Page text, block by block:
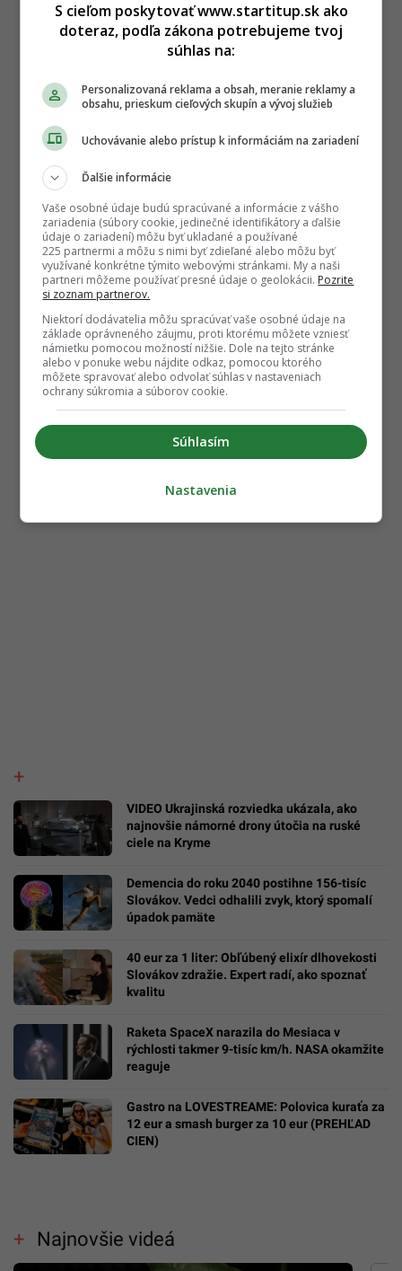
VIDEO Ukrajinská rozviedka ukázala, ako
najnovšie námorné drony útočia na ruské
ciele na Kryme
Demencia do roku 2040 postihne 156-tisíc
Slovákov. Vedci odhalili zvyk, ktorý spomalí
úpadok pamäte
40 eur za 1 liter: Obľúbený elixír dlhovekosti
Slovákov zdražie. Expert radí, ako spoznať
kvalitu
Raketa SpaceX narazila do Mesiaca v
rýchlosti takmer 9-tisíc km/h. NASA okamžite
reaguje
Gastro na LOVESTREAME: Polovica kuraťa za
12 eur a smash burger za 10 eur (PREHĽAD
CIEN)
Najnovšie videá
S cieľom poskytovať www.startitup.sk ako
doteraz, podľa zákona potrebujeme tvoj
súhlas na:
Personalizovaná reklama a obsah, meranie reklamy a
obsahu, prieskum cieľových skupín a vývoj služieb
Uchovávanie alebo prístup k informáciám na zariadení
Ďalšie informácie
Vaše osobné údaje budú spracúvané a informácie z vášho
zariadenia (súbory cookie, jedinečné identifikátory a ďalšie
údaje o zariadení) môžu byť ukladané a používané
225 partnermi a môžu s nimi byť zdieľané alebo môžu byť
využívané konkrétne týmito webovými stránkami. My a naši
partneri môžeme používať presné údaje o geolokácii. Pozrite
si zoznam partnerov.
Niektorí dodávatelia môžu spracúvať vaše osobné údaje na
základe oprávneného záujmu, proti ktorému môžete vzniesť
námietku pomocou možností nižšie. Dole na tejto stránke
alebo v ponuke webu nájdite odkaz, pomocou ktorého
môžete spravovať alebo odvolať súhlas v nastaveniach
ochrany súkromia a súborov cookie.
Súhlasím
Nastavenia